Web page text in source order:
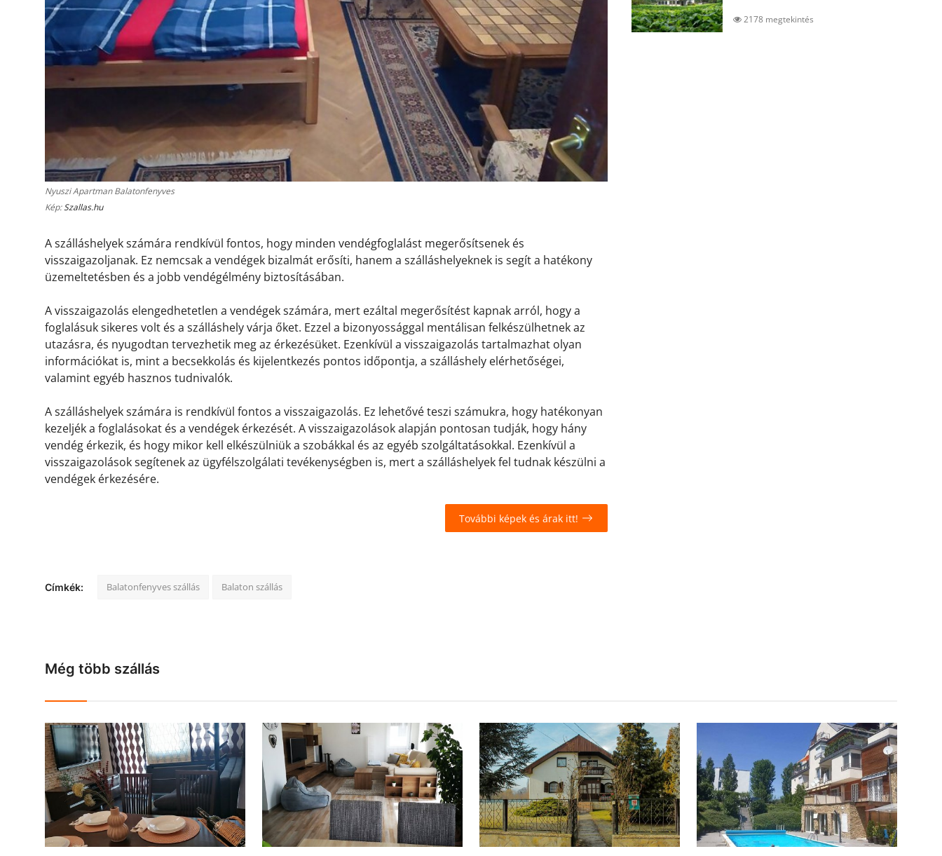
Nyuszi Apartman Balatonfenyves
Kép:Szallas.hu
A szálláshelyek számára rendkívül fontos, hogy minden vendégfoglalást megerősítsenek és
visszaigazoljanak. Ez nemcsak a vendégek bizalmát erősíti, hanem a szálláshelyeknek is segít a hatékony
üzemeltetésben és a jobb vendégélmény biztosításában.
A visszaigazolás elengedhetetlen a vendégek számára, mert ezáltal megerősítést kapnak arról, hogy a
foglalásuk sikeres volt és a szálláshely várja őket. Ezzel a bizonyossággal mentálisan felkészülhetnek az
utazásra, és nyugodtan tervezhetik meg az érkezésüket. Ezenkívül a visszaigazolás tartalmazhat olyan
információkat is, mint a becsekkolás és kijelentkezés pontos időpontja, a szálláshely elérhetőségei,
valamint egyéb hasznos tudnivalók.
A szálláshelyek számára is rendkívül fontos a visszaigazolás. Ez lehetővé teszi számukra, hogy hatékonyan
kezeljék a foglalásokat és a vendégek érkezését. A visszaigazolások alapján pontosan tudják, hogy hány
vendég érkezik, és hogy mikor kell elkészülniük a szobákkal és az egyéb szolgáltatásokkal. Ezenkívül a
visszaigazolások segítenek az ügyfélszolgálati tevékenységben is, mert a szálláshelyek fel tudnak készülni a
vendégek érkezésére.
További képek és árak itt!
Címkék: Balatonfenyves szállás Balaton szállás
2178 megtekintés
Még több szállás